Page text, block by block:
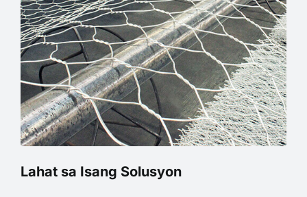
Lahat sa Isang Solusyon